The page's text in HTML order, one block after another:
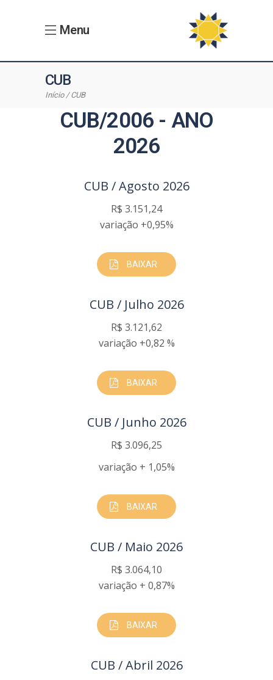
Menu
CUB
Início CUB
CUB/2006 - ANO
2026
CUB / Agosto 2026
R$ 3.151,24
variação +0,95%
BAIXAR
CUB / Julho 2026
R$ 3.121,62
variação +0,82 %
BAIXAR
CUB / Junho 2026
R$ 3.096,25
variação + 1,05%
BAIXAR
CUB / Maio 2026
R$ 3.064,10
variação + 0,87%
BAIXAR
CUB / Abril 2026